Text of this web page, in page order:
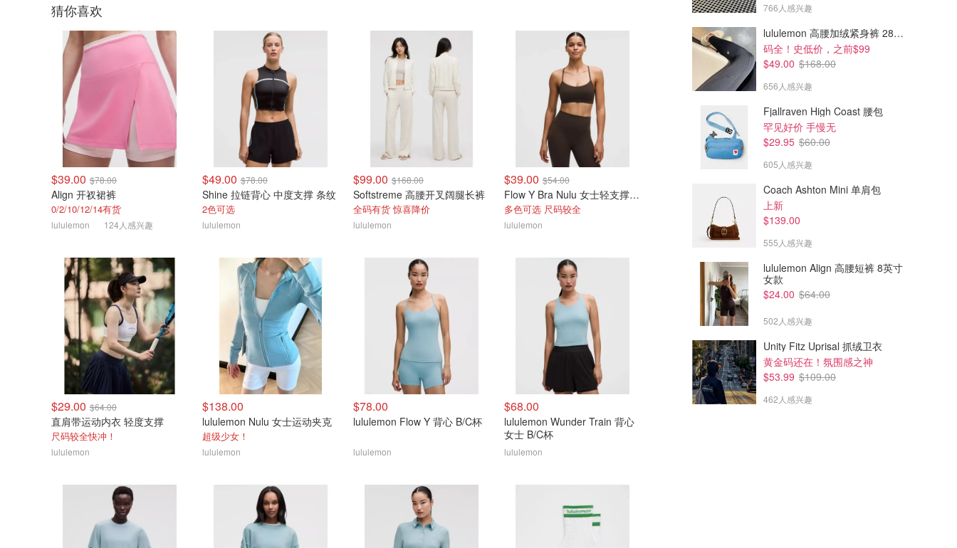
猜你喜欢
$39.00 $78.00
Align 开衩裙裤
0/2/10/12/14有货
lululemon 124人感兴趣
$49.00 $78.00
Shine 拉链背心 中度支撑 条纹
2色可选
lululemon
$99.00 $168.00
Softstreme 高腰开叉阔腿长裤
全码有货 惊喜降价
lululemon
$39.00 $54.00
Flow Y Bra Nulu 女士轻支撑文胸
多色可选 尺码较全
lululemon
$29.00 $64.00
直肩带运动内衣 轻度支撑
尺码较全快冲！
lululemon
$138.00
lululemon Nulu 女士运动夹克
超级少女！
lululemon
$78.00
lululemon Flow Y 背心 B/C杯
lululemon
$68.00
lululemon Wunder Train 背心
女士 B/C杯
lululemon
766人感兴趣
lululemon 高腰加绒紧身裤 28"≈71cm 5个口袋
码全！史低价，之前$99
$49.00 $168.00
656人感兴趣
Fjallraven High Coast 腰包
罕见好价 手慢无
$29.95 $60.00
605人感兴趣
Coach Ashton Mini 单肩包
上新
$139.00
555人感兴趣
lululemon Align 高腰短裤 8英寸
女款
$24.00 $64.00
502人感兴趣
Unity Fitz Uprisal 抓绒卫衣
黄金码还在！氛围感之神
$53.99 $109.00
462人感兴趣